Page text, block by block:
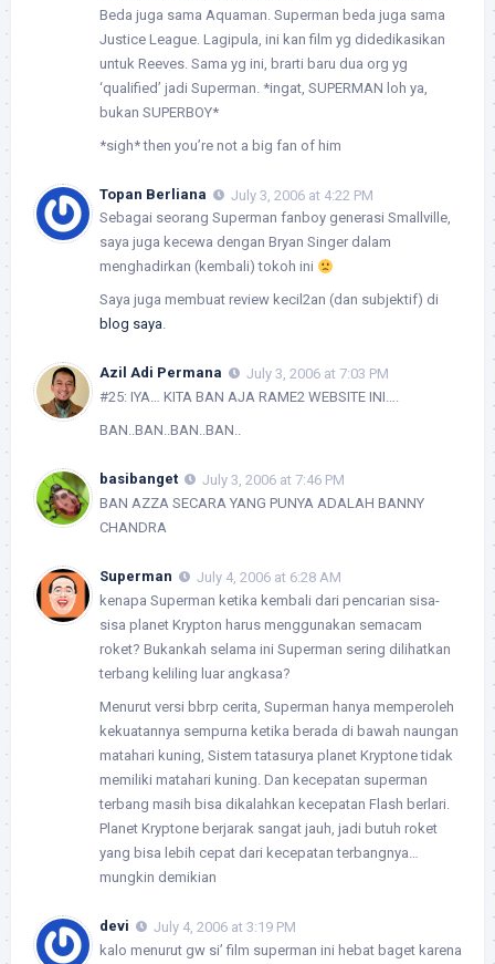
Beda juga sama Aquaman. Superman beda juga sama
Justice League. Lagipula, ini kan film yg didedikasikan
untuk Reeves. Sama yg ini, brarti baru dua org yg
‘qualified’ jadi Superman. *ingat, SUPERMAN loh ya,
bukan SUPERBOY*
*sigh* then you’re not a big fan of him
Topan Berliana
July 3, 2006 at 4:22 PM
Sebagai seorang Superman fanboy generasi Smallville,
saya juga kecewa dengan Bryan Singer dalam
menghadirkan (kembali) tokoh ini
Saya juga membuat review kecil2an (dan subjektif) di
blog saya.
Azil Adi Permana
July 3, 2006 at 7:03 PM
#25: IYA… KITA BAN AJA RAME2 WEBSITE INI….
BAN..BAN..BAN..BAN..
basibanget
July 3, 2006 at 7:46 PM
BAN AZZA SECARA YANG PUNYA ADALAH BANNY
CHANDRA
Superman
July 4, 2006 at 6:28 AM
kenapa Superman ketika kembali dari pencarian sisa-
sisa planet Krypton harus menggunakan semacam
roket? Bukankah selama ini Superman sering dilihatkan
terbang keliling luar angkasa?
Menurut versi bbrp cerita, Superman hanya memperoleh
kekuatannya sempurna ketika berada di bawah naungan
matahari kuning, Sistem tatasurya planet Kryptone tidak
memiliki matahari kuning. Dan kecepatan superman
terbang masih bisa dikalahkan kecepatan Flash berlari.
Planet Kryptone berjarak sangat jauh, jadi butuh roket
yang bisa lebih cepat dari kecepatan terbangnya…
mungkin demikian
devi
July 4, 2006 at 3:19 PM
kalo menurut gw si’ film superman ini hebat baget karena